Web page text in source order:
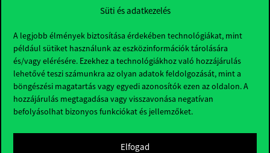
Süti és adatkezelés
A legjobb élmények biztosítása érdekében technológiákat, mint
például sütiket használunk az eszközinformációk tárolására
és/vagy elérésére. Ezekhez a technológiákhoz való hozzájárulás
lehetővé teszi számunkra az olyan adatok feldolgozását, mint a
böngészési magatartás vagy egyedi azonosítók ezen az oldalon. A
hozzájárulás megtagadása vagy visszavonása negatívan
befolyásolhat bizonyos funkciókat és jellemzőket.
Elfogad